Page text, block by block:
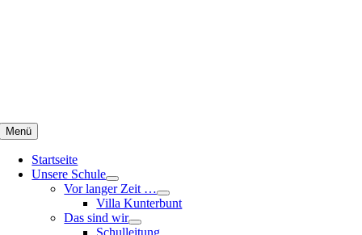
Menü
Startseite
Unsere Schule
Vor langer Zeit …
Villa Kunterbunt
Das sind wir
Schulleitung